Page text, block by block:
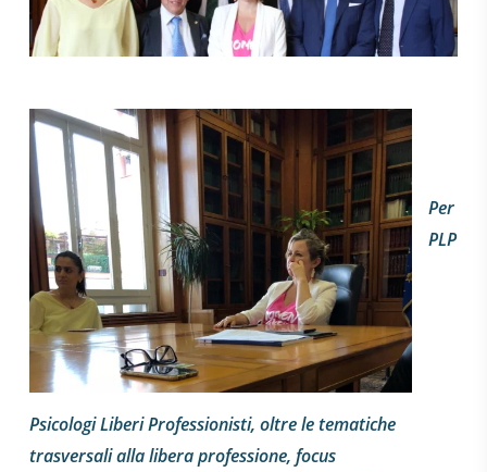
Per
PLP
Psicologi Liberi Professionisti, oltre le tematiche
trasversali alla libera professione, focus